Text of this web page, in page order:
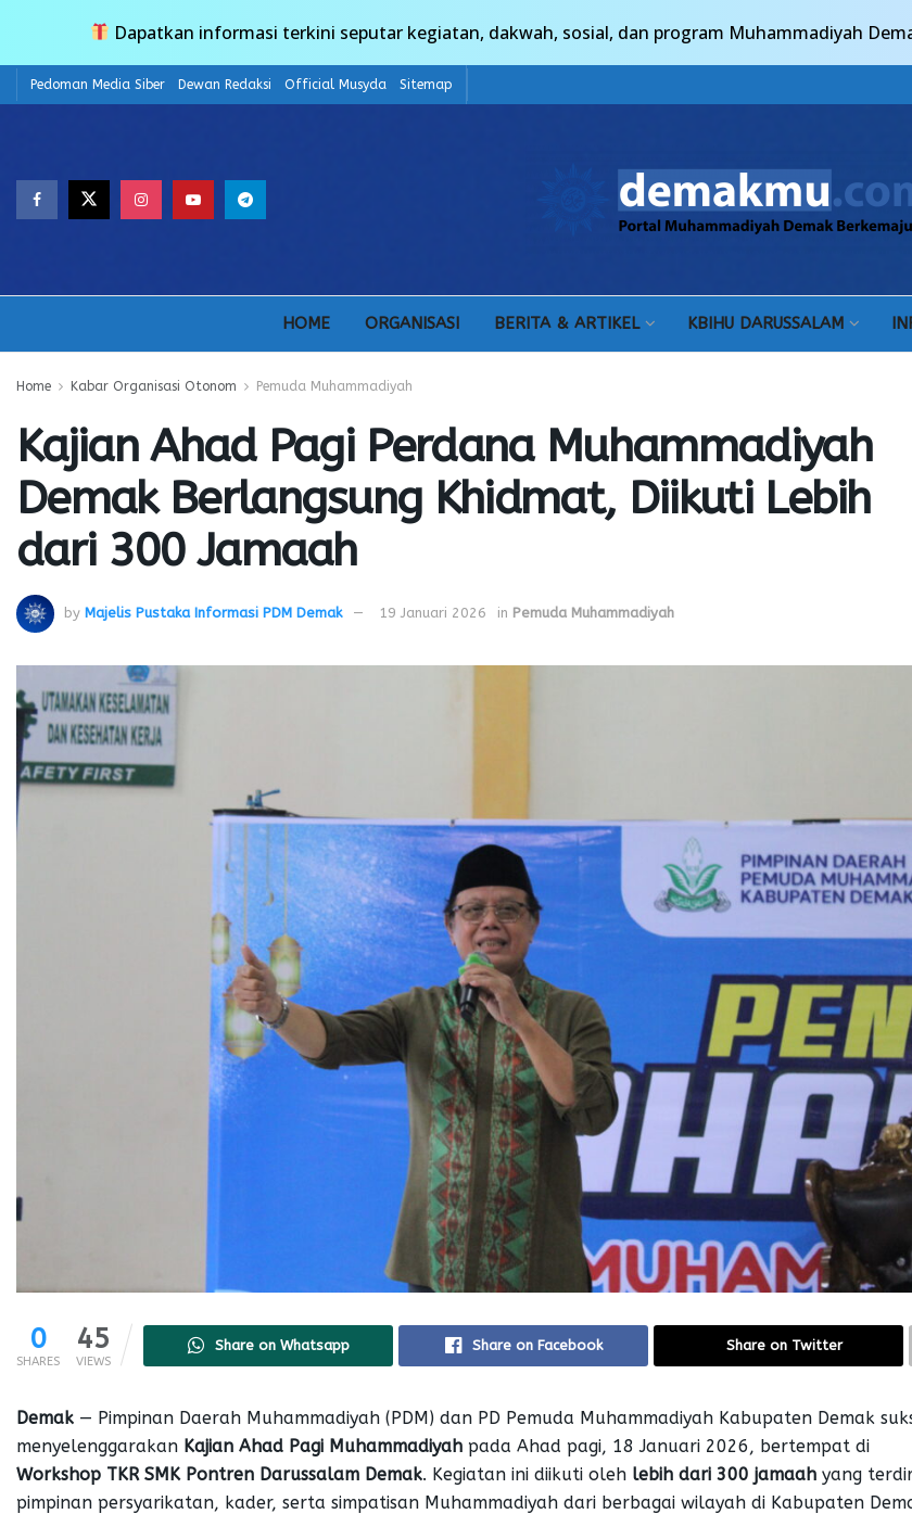
Dapatkan informasi terkini seputar kegiatan, dakwah, sosial, dan program Muhammadiyah
Pedoman Media Siber Dewan Redaksi Official Musyda Sitemap
HOME ORGANISASI BERITA & ARTIKEL KBIHU DARUSSALAM
Home Kabar Organisasi Otonom Pemuda Muhammadiyah
Kajian Ahad Pagi Perdana Muhammadiyah
Demak Berlangsung Khidmat, Diikuti Lebih
dari 300 Jamaah
by Majelis Pustaka Informasi PDM Demak 19 Januari 2026 in Pemuda Muhammadiyah
0
SHARES
45
VIEWS
Share on Whatsapp Share on Facebook Share on Twitter
Demak — Pimpinan Daerah Muhammadiyah (PDM) dan PD Pemuda Muhammadiyah Kabupaten Demak
menyelenggarakan Kajian Ahad Pagi Muhammadiyah pada Ahad pagi, 18 Januari 2026, bertempat di
Workshop TKR SMK Pontren Darussalam Demak. Kegiatan ini diikuti oleh lebih dari 300 jamaah yang
pimpinan persyarikatan, kader, serta simpatisan Muhammadiyah dari berbagai wilayah di Kabupaten